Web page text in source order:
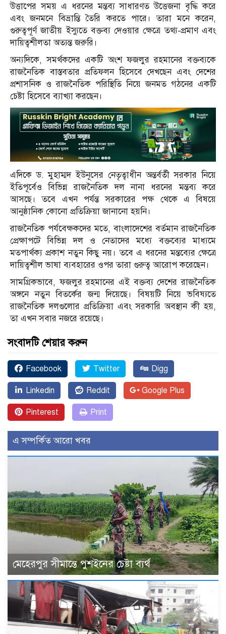
উত্তাপের সময় এ ধরনের মন্তব্য সাধারণত উত্তেজনা বৃদ্ধি করে
এবং জনমনে বিভ্রান্তি তৈরি করতে পারে। তারা মনে করেন,
গুরুত্বপূর্ণ জাতীয় ইস্যুতে বক্তব্য দেওয়ার ক্ষেত্রে তথ্য-প্রমাণ এবং
দায়িত্বশীলতা অত্যন্ত জরুরি।
অন্যদিকে, সমর্থকদের একটি অংশ ফজলুর রহমানের বক্তব্যকে
রাজনৈতিক বাস্তবতার প্রতিফলন হিসেবে দেখছেন এবং দেশের
প্রশাসনিক ও রাজনৈতিক পরিস্থিতি নিয়ে জনমত গঠনের একটি
চেষ্টা হিসেবে ব্যাখ্যা করছেন।
এদিকে ড. মুহাম্মদ ইউনূসের নেতৃত্বাধীন অন্তর্বর্তী সরকার নিয়ে
ইতিপূর্বেও বিভিন্ন রাজনৈতিক দল নানা ধরনের মন্তব্য করে
আসছে। তবে এখন পর্যন্ত সরকারের পক্ষ থেকে এ বিষয়ে
আনুষ্ঠানিক কোনো প্রতিক্রিয়া জানানো হয়নি।
রাজনৈতিক পর্যবেক্ষকদের মতে, বাংলাদেশের বর্তমান রাজনৈতিক
প্রেক্ষাপটে বিভিন্ন দল ও নেতাদের মধ্যে বক্তব্যের মাধ্যমে
মতপার্থক্য প্রকাশ নতুন কিছু নয়। তবে এ ধরনের মন্তব্যের ক্ষেত্রে
দায়িত্বশীল ভাষা ব্যবহারের ওপর তারা গুরুত্ব আরোপ করেছেন।
সামগ্রিকভাবে, ফজলুর রহমানের এই বক্তব্য দেশের রাজনৈতিক
অঙ্গনে নতুন বিতর্কের জন্ম দিয়েছে। বিষয়টি নিয়ে ভবিষ্যতে
রাজনৈতিক দলগুলোর প্রতিক্রিয়া এবং সরকারি অবস্থান কী হয়,
তা এখন সবার নজরে রয়েছে।
সংবাদটি শেয়ার করুন
Facebook Twitter Digg
Linkedin Reddit Google Plus
Pinterest Print
এ সম্পর্কিত আরো খবর
মেহেরপুর সীমান্তে পুশইনের চেষ্টা ব্যর্থ